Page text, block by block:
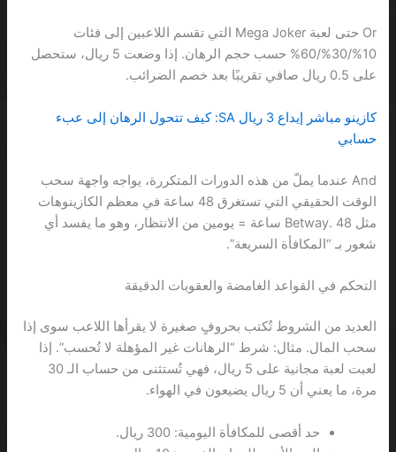
Or حتى لعبة Mega Joker التي تقسم اللاعبين إلى فئات
10%/30%/60% حسب حجم الرهان. إذا وضعت 5 ريال، ستحصل
على 0.5 ريال صافي تقريبًا بعد خصم الضرائب.
كازينو مباشر إيداع 3 ريال SA: كيف تتحول الرهان إلى عبء
حسابي
And عندما يملّ من هذه الدورات المتكررة، يواجه واجهة سحب
الوقت الحقيقي التي تستغرق 48 ساعة في معظم الكازينوهات
مثل Betway. 48 ساعة = يومين من الانتظار، وهو ما يفسد أي
شعور بـ “المكافأة السريعة”.
التحكم في القواعد الغامضة والعقوبات الدقيقة
العديد من الشروط تُكتب بحروفٍ صغيرة لا يقرأها اللاعب سوى إذا
سحب المال. مثال: شرط “الرهانات غير المؤهلة لا تُحسب”. إذا
لعبت لعبة مجانية على 5 ريال، فهي تُستثنى من حساب الـ 30
مرة، ما يعني أن 5 ريال يضيعون في الهواء.
حد أقصى للمكافأة اليومية: 300 ريال.